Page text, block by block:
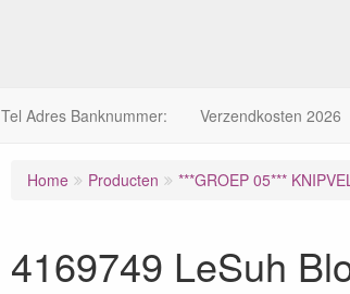
Tel Adres Banknummer: Verzendkosten 2026
Home Producten ***GROEP 05***
4169749 LeSuh